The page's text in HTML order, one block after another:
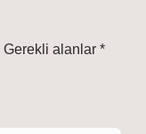
Gerekli alanlar *